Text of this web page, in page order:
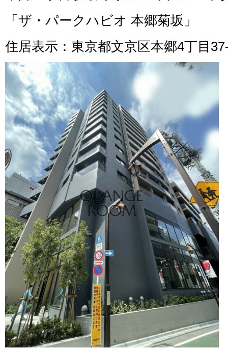
「ザ・パークハビオ 本郷菊坂」
住居表示：東京都文京区本郷4丁目